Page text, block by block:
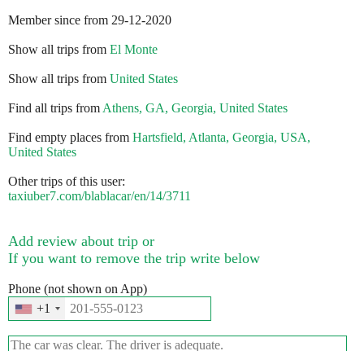
Member since from 29-12-2020
Show all trips from El Monte
Show all trips from United States
Find all trips from Athens, GA, Georgia, United States
Find empty places from Hartsfield, Atlanta, Georgia, USA,
United States
Other trips of this user:
taxiuber7.com/blablacar/en/14/3711
Add review about trip or
If you want to remove the trip write below
Phone (not shown on App)
+1